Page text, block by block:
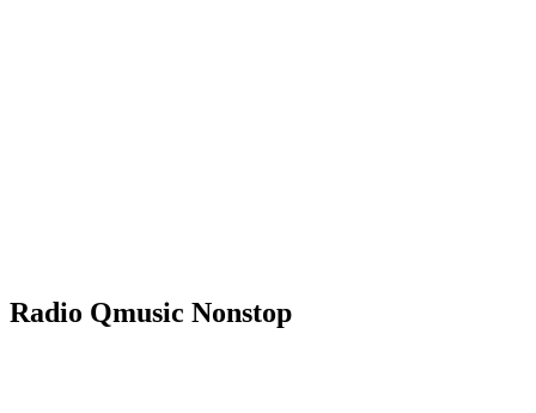
Radio Qmusic Nonstop